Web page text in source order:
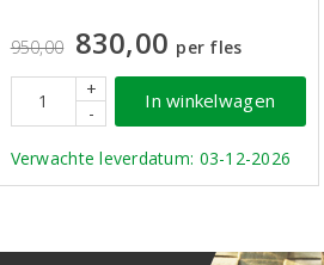
950,00 830,00 per fles
+
-
In winkelwagen
Verwachte leverdatum: 03-12-2026